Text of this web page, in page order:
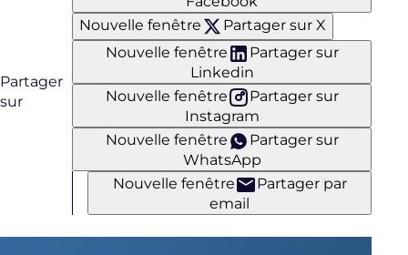
Partager
sur
Nouvelle fenêtre
Partager sur X
Nouvelle fenêtre
Partager sur
Linkedin
Nouvelle fenêtre
Partager sur
Instagram
Nouvelle fenêtre
Partager sur
WhatsApp
Nouvelle fenêtre
Partager par
email